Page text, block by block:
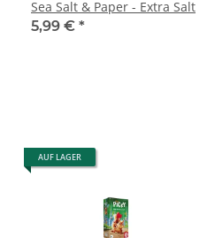
Sea Salt & Paper - Extra Salt
5,99 € *
AUF LAGER